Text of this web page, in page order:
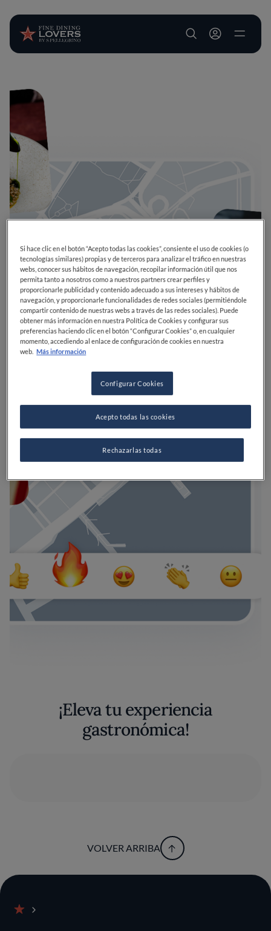
User account
¡Eleva tu experiencia
gastronómica!
VOLVER ARRIBA
Si hace clic en el botón “Acepto todas las cookies”, consiente el uso de cookies (o
tecnologías similares) propias y de terceros para analizar el tráfico en nuestras
webs, conocer sus hábitos de navegación, recopilar información útil que nos
permita tanto a nosotros como a nuestros partners crear perfiles y
proporcionarle publicidad y contenido adecuado a sus intereses y hábitos de
navegación, y proporcionarle funcionalidades de redes sociales (permitiéndole
compartir contenido de nuestras webs a través de las redes sociales). Puede
obtener más información en nuestra Política de Cookies y configurar sus
preferencias haciendo clic en el botón “Configurar Cookies” o, en cualquier
momento, accediendo al enlace de configuración de cookies en nuestra
web. Más información
Configurar Cookies
Rechazarlas todas
Acepto todas las cookies